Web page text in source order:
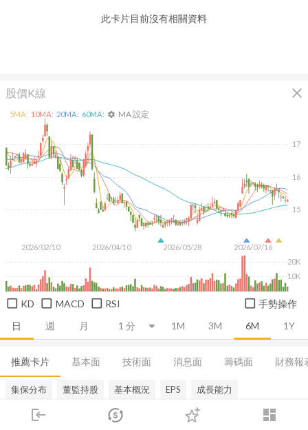
login dashboard
市場 登入
此卡片目前沒有相關資料
股價K線 close
日 週 月 1M 3M 6M 1Y
2026/02/10 2026/04/10 2026/05/28 2026/07/16
15
16
17
10K
20K
5MA: 10MA: 20MA: 60MA: settings MA 設定
KD MACD RSI 手勢操作
推薦卡片 基本面 技術面 消息面 籌碼面 財務報
集保分布 董監持股 基本概況 EPS 成長能力